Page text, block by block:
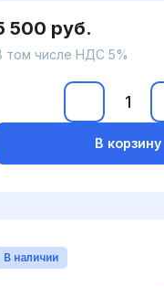
500 руб.
том числе НДС 5%
В корзину
В наличии